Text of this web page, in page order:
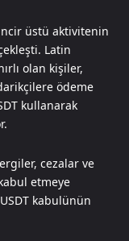
üstü aktivitenin
Latin
olan kişiler,
ödeme
kullanarak
cezalar ve
etmeye
kabulünün